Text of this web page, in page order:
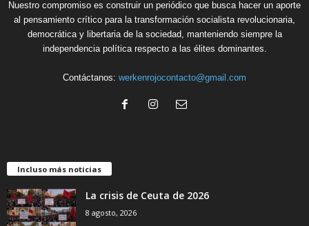
Nuestro compromiso es construir un periódico que busca hacer un aporte
al pensamiento crítico para la transformación socialista revolucionaria,
democrática y libertaria de la sociedad, manteniendo siempre la
independencia política respecto a las élites dominantes.
Contáctanos: werkenrojocontacto@gmail.com
Incluso más noticias
La crisis de Ceuta de 2026
8 agosto, 2026